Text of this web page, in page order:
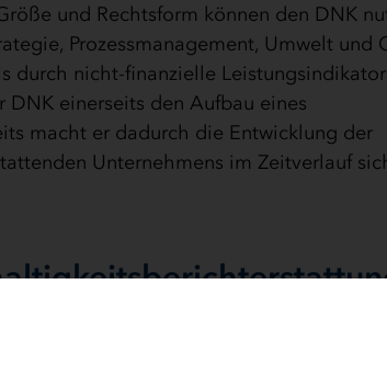
und Rechtsform können den DNK
Prozessmanagement, Umwelt und
durch nicht-finanzielle
einerseits den Aufbau eines
macht er dadurch die Entwicklung der
Unternehmens im Zeitverlauf
wir uns im Herbst mit potentiellen